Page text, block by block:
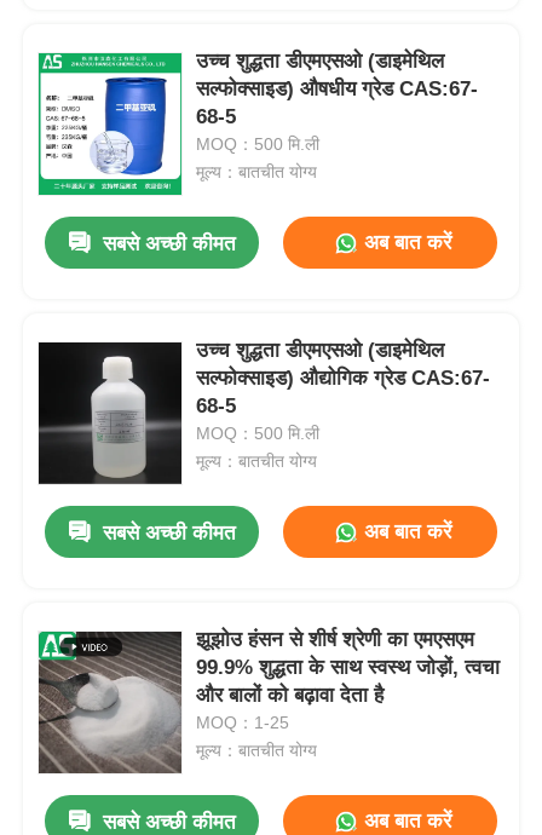
उच्च शुद्धता डीएमएसओ (डाइमेथिल
सल्फोक्साइड) औषधीय ग्रेड CAS:67-
68-5
MOQ：500 मि.ली
मूल्य：बातचीत योग्य
सबसे अच्छी कीमत अब बात करें
उच्च शुद्धता डीएमएसओ (डाइमेथिल
सल्फोक्साइड) औद्योगिक ग्रेड CAS:67-
68-5
MOQ：500 मि.ली
मूल्य：बातचीत योग्य
सबसे अच्छी कीमत अब बात करें
झूझोउ हंसन से शीर्ष श्रेणी का एमएसएम ️
99.9% शुद्धता के साथ स्वस्थ जोड़ों, त्वचा
और बालों को बढ़ावा देता है
MOQ：1-25
मूल्य：बातचीत योग्य
सबसे अच्छी कीमत अब बात करें